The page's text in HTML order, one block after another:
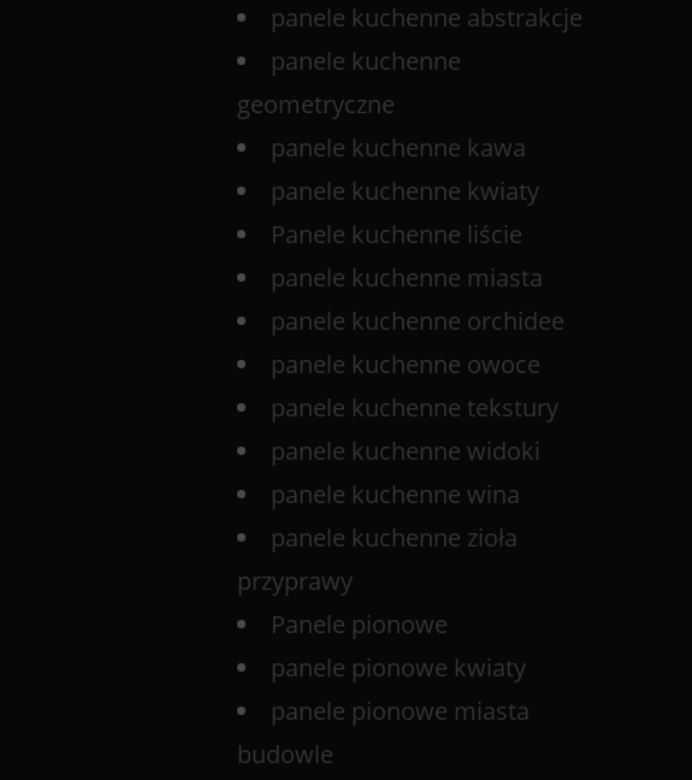
panele kuchenne abstrakcje
panele kuchenne
geometryczne
panele kuchenne kawa
panele kuchenne kwiaty
Panele kuchenne liście
panele kuchenne miasta
panele kuchenne orchidee
panele kuchenne owoce
panele kuchenne tekstury
panele kuchenne widoki
panele kuchenne wina
panele kuchenne zioła
przyprawy
Panele pionowe
panele pionowe kwiaty
panele pionowe miasta
budowle